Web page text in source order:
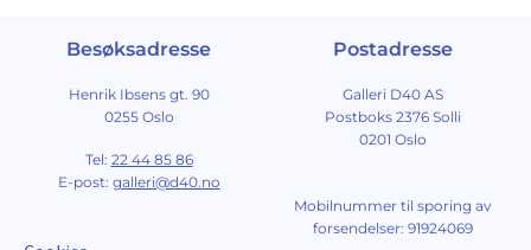
Besøksadresse
Henrik Ibsens gt. 90
0255 Oslo
Tel: 22 44 85 86
E-post: galleri@d40.no
Postadresse
Galleri D40 AS
Postboks 2376 Solli
0201 Oslo
Mobilnummer til sporing av
forsendelser: 91924069